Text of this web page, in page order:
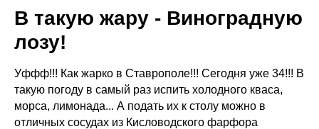
В такую жару - Виноградную
лозу!
Уффф!!! Как жарко в Ставрополе!!! Сегодня уже 34!!! В
такую погоду в самый раз испить холодного кваса,
морса, лимонада... А подать их к столу можно в
отличных сосудах из Кисловодского фарфора